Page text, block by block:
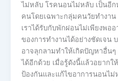
ไม่หลับ โรคนอนไม่หลับ เป็นอี
คนโดยเฉพาะกลุ่มคนวัยทำงาน
เราได้รับกับพักผ่อนไม่เพียงพอ
ของการทำงานได้อย่างชัดเจน
อาจลุกลามทำให้เกิดปัญหาอื่น
ได้อีกด้วย เมื่อรู้ดังนี้แล้วอยาก
ป้องกันและแก้ไขอาการนอนไม่